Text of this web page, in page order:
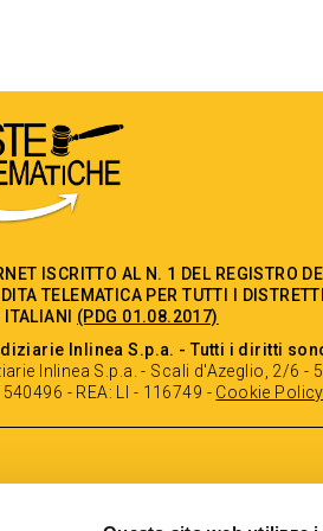
ISCRITTO AL N. 1 DEL REGISTRO
TELEMATICA PER TUTTI I
ITALIANI (PDG 01.08.2017)
Inlinea S.p.a. - Tutti i diritti
Inlinea S.p.a. - Scali d'Azeglio, 2/6 -
- REA: LI - 116749 - Cookie Policy